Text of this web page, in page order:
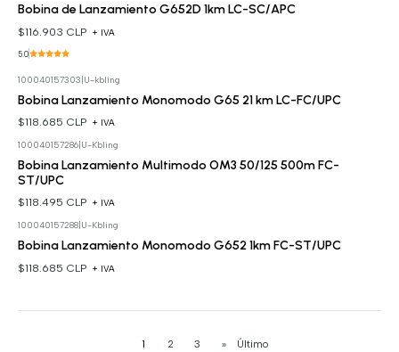
Bobina de Lanzamiento G652D 1km LC-SC/APC
$116.903 CLP + IVA
5.0
100040157303 U-kbling
Bobina Lanzamiento Monomodo G65 21 km LC-FC/UPC
$118.685 CLP + IVA
100040157286| U-Kbling
Bobina Lanzamiento Multimodo OM3 50/125 500m FC-
ST/UPC
$118.495 CLP + IVA
100040157288| U-Kbling
Bobina Lanzamiento Monomodo G652 1km FC-ST/UPC
$118.685 CLP + IVA
1 2 3 » Último